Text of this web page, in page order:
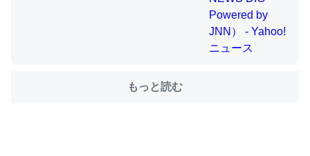
ウチもEchoを実家に置いて４年。でたまに覗いてる。ぼ
位置情報を共有してる。電池残量や充電中かが分かるので
これ見て生きてるなって分かる。
もっと読む